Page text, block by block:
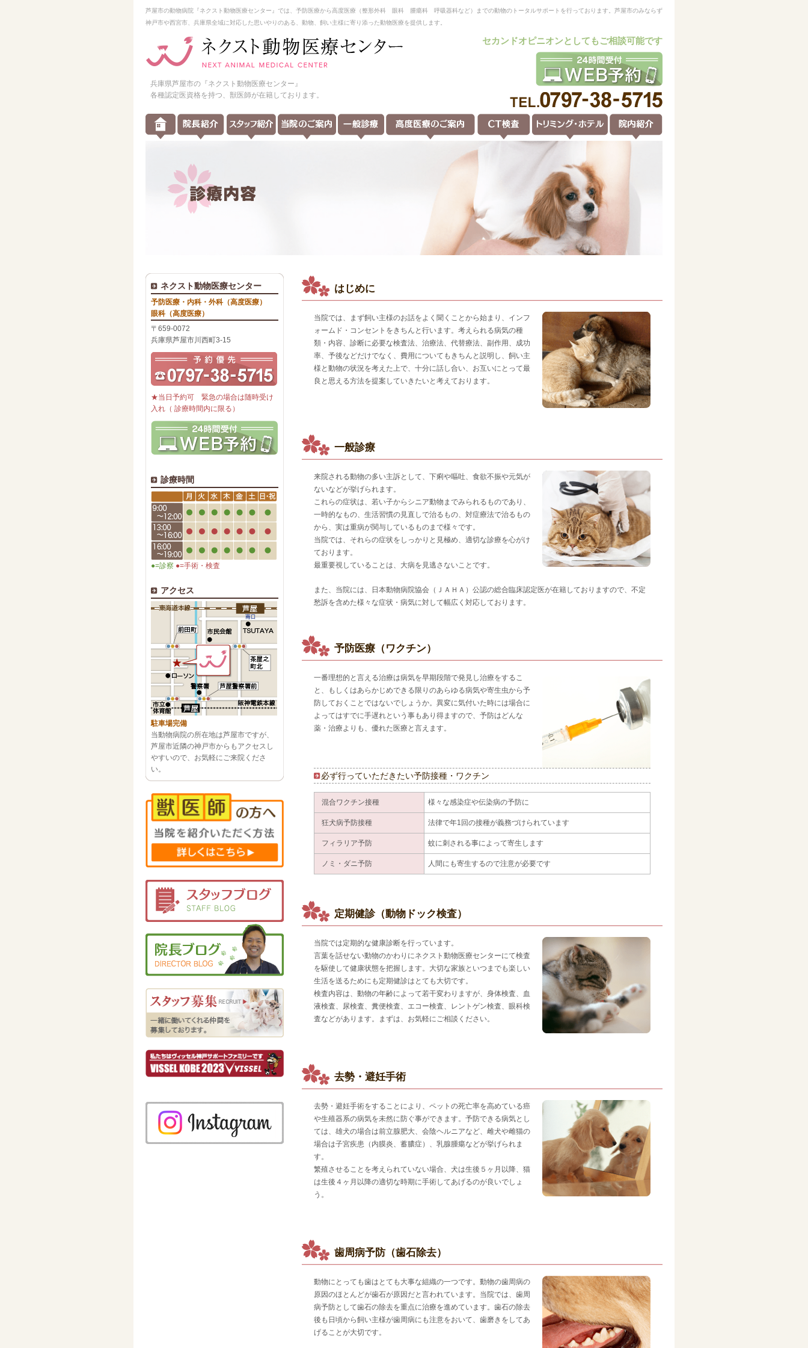
芦屋市の動物病院『ネクスト動物医療センター』では、予防医療から高度医療（整形外科 眼科 腫瘍科 呼吸器科など）までの動物のトータルサポートを行っております。芦屋市のみならず
神戸市や西宮市、兵庫県全域に対応した思いやりのある、動物、飼い主様に寄り添った動物医療を提供します。
セカンドオピニオンとしてもご相談可能です
兵庫県芦屋市の『ネクスト動物医療センター』
各種認定医資格を持つ、獣医師が在籍しております。
はじめに
当院では、まず飼い主様のお話をよく聞くことから始まり、インフ
ォームド・コンセントをきちんと行います。考えられる病気の種
類・内容、診断に必要な検査法、治療法、代替療法、副作用、成功
率、予後などだけでなく、費用についてもきちんと説明し、飼い主
様と動物の状況を考えた上で、十分に話し合い、お互いにとって最
良と思える方法を提案していきたいと考えております。
一般診療
来院される動物の多い主訴として、下痢や嘔吐、食欲不振や元気が
ないなどが挙げられます。
これらの症状は、若い子からシニア動物までみられるものであり、
一時的なもの、生活習慣の見直しで治るもの、対症療法で治るもの
から、実は重病が関与しているものまで様々です。
当院では、それらの症状をしっかりと見極め、適切な診療を心がけ
ております。
最重要視していることは、大病を見逃さないことです。
また、当院には、日本動物病院協会（ＪＡＨＡ）公認の総合臨床認定医が在籍しておりますので、不定
愁訴を含めた様々な症状・病気に対して幅広く対応しております。
予防医療（ワクチン）
一番理想的と言える治療は病気を早期段階で発見し治療をするこ
と、もしくはあらかじめできる限りのあらゆる病気や寄生虫から予
防しておくことではないでしょうか。異変に気付いた時には場合に
よってはすでに手遅れという事もあり得ますので、予防はどんな
薬・治療よりも、優れた医療と言えます。
必ず行っていただきたい予防接種・ワクチン
混合ワクチン接種 様々な感染症や伝染病の予防に
狂犬病予防接種 法律で年1回の接種が義務づけられています
フィラリア予防 蚊に刺される事によって寄生します
ノミ・ダニ予防 人間にも寄生するので注意が必要です
定期健診（動物ドック検査）
当院では定期的な健康診断を行っています。
言葉を話せない動物のかわりにネクスト動物医療センターにて検査
を駆使して健康状態を把握します。大切な家族といつまでも楽しい
生活を送るためにも定期健診はとても大切です。
検査内容は、動物の年齢によって若干変わりますが、身体検査、血
液検査、尿検査、糞便検査、エコー検査、レントゲン検査、眼科検
査などがあります。まずは、お気軽にご相談ください。
去勢・避妊手術
去勢・避妊手術をすることにより、ペットの死亡率を高めている癌
や生殖器系の病気を未然に防ぐ事ができます。予防できる病気とし
ては、雄犬の場合は前立腺肥大、会陰ヘルニアなど、雌犬や雌猫の
場合は子宮疾患（内膜炎、蓄膿症）、乳腺腫瘍などが挙げられま
す。
繁殖させることを考えられていない場合、犬は生後５ヶ月以降、猫
は生後４ヶ月以降の適切な時期に手術してあげるのが良いでしょ
う。
歯周病予防（歯石除去）
動物にとっても歯はとても大事な組織の一つです。動物の歯周病の
原因のほとんどが歯石が原因だと言われています。当院では、歯周
病予防として歯石の除去を重点に治療を進めています。歯石の除去
後も日頃から飼い主様が歯周病にも注意をおいて、歯磨きをしてあ
げることが大切です。
ネクスト動物医療センター
予防医療・内科・外科（高度医療）
眼科（高度医療）
〒659-0072
兵庫県芦屋市川西町3-15
★当日予約可 緊急の場合は随時受け
入れ（ 診療時間内に限る）
診療時間
●=診察 ●=手術・検査
アクセス
駐車場完備
当動物病院の所在地は芦屋市ですが、
芦屋市近隣の神戸市からもアクセスし
やすいので、お気軽にご来院くださ
い。